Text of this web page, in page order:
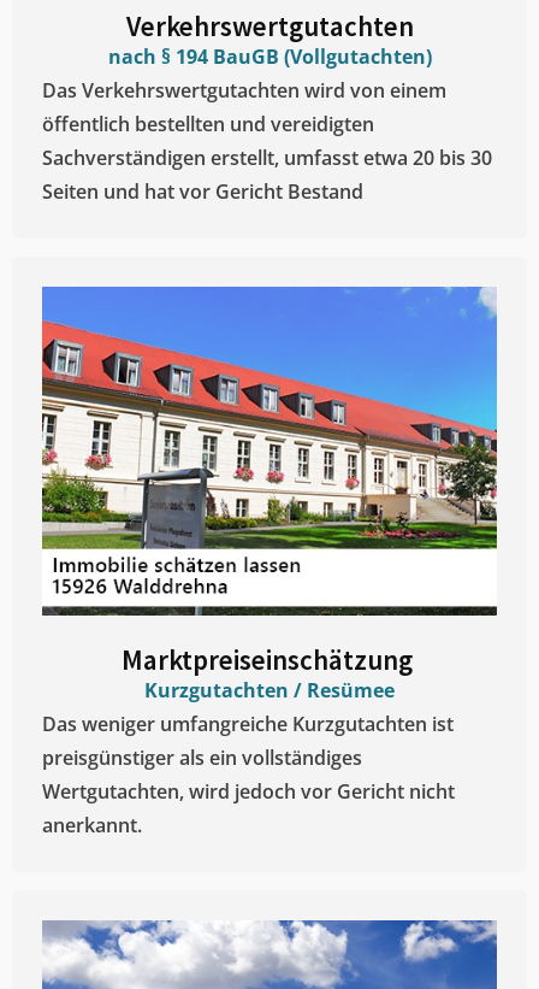
Verkehrswertgutachten
nach § 194 BauGB (Vollgutachten)
Das Verkehrswertgutachten wird von einem
öffentlich bestellten und vereidigten
Sachverständigen erstellt, umfasst etwa 20 bis 30
Seiten und hat vor Gericht Bestand
Marktpreiseinschätzung ​
Kurzgutachten / Resümee
Das weniger umfangreiche Kurzgutachten ist
preisgünstiger als ein vollständiges
Wertgutachten, wird jedoch vor Gericht nicht
anerkannt.